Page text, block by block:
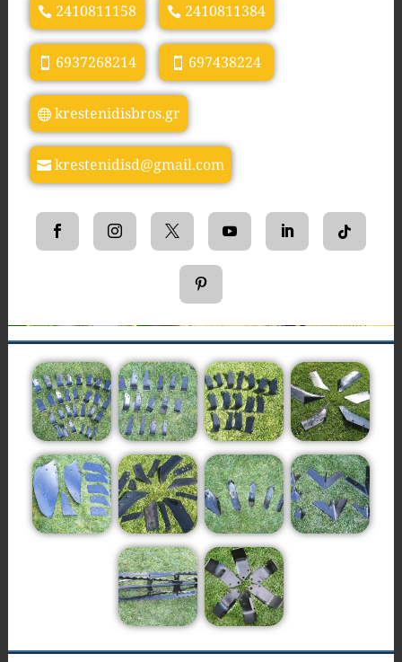
2410811158 2410811384
6937268214 697438224
krestenidisbros.gr
krestenidisd@gmail.com